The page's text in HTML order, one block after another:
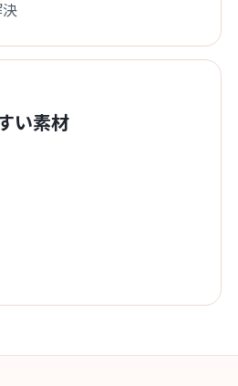
い素材